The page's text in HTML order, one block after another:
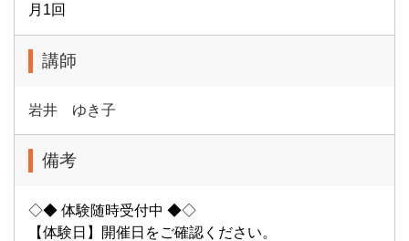
月1回
講師
岩井 ゆき子
備考
◇◆ 体験随時受付中 ◆◇
【体験日】開催日をご確認ください。